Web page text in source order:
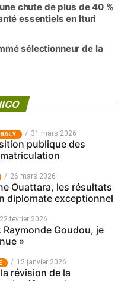
chute de plus de 40 %
essentiels en Ituri
sélectionneur de la
31 mars 2026
publique des
26 mars 2026
Ouattara, les résultats
diplomate exceptionnel
22 février 2026
Raymonde Goudou, je
»
12 janvier 2026
révision de la